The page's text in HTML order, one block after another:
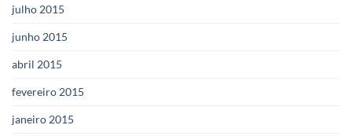
julho 2015
junho 2015
abril 2015
fevereiro 2015
janeiro 2015